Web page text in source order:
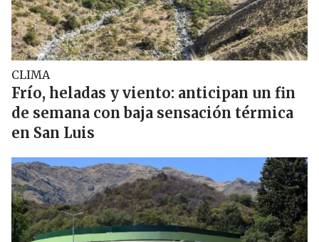
CLIMA
Frío, heladas y viento: anticipan un fin
de semana con baja sensación térmica
en San Luis